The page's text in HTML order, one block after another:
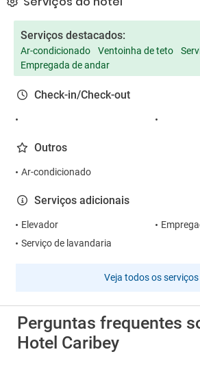
Serviços destacados:
Ar-condicionado Ventoinha de teto
Empregada de andar
Check-in/Check-out
Outros
Ar-condicionado
Serviços adicionais
Elevador
Serviço de lavandaria
Veja todos os serviços
Perguntas frequentes
Hotel Caribey